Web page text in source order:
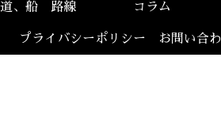
道、船 路線 コラム
プライバシーポリシー お問い合